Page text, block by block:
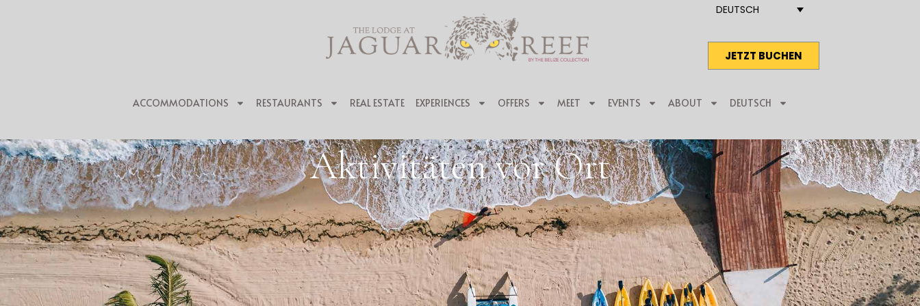
DEUTSCH
JETZT BUCHEN
ACCOMMODATIONS RESTAURANTS REAL ESTATE EXPERIENCES OFFERS MEET EVENTS ABOUT DEUTSCH
Aktivitäten vor Ort